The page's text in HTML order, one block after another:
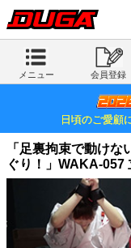
メニュー 会員登録
日頃のご愛顧
「足裏拘束で動け
ぐり！」WAKA-057